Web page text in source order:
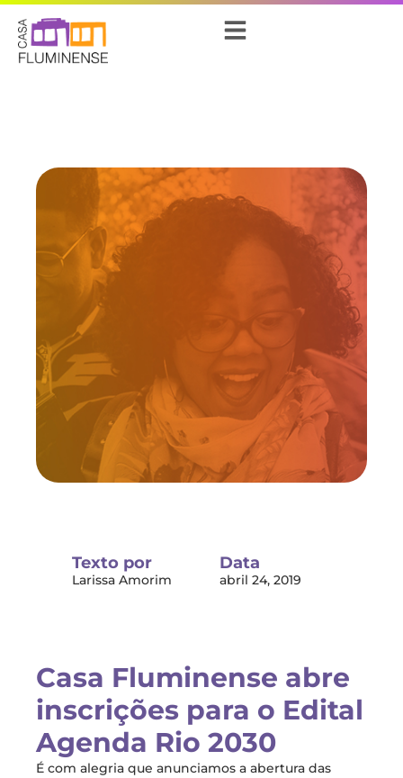
Texto por
Larissa Amorim
Data
abril 24, 2019
Casa Fluminense abre
inscrições para o Edital
Agenda Rio 2030
É com alegria que anunciamos a abertura das